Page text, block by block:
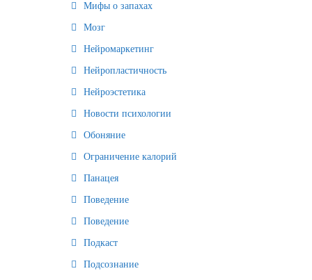
Мифы о запахах
Мозг
Нейромаркетинг
Нейропластичность
Нейроэстетика
Новости психологии
Обоняние
Ограничение калорий
Панацея
Поведение
Поведение
Подкаст
Подсознание